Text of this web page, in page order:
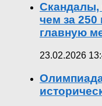
Скандалы,
чем за
главную
23.02.2026